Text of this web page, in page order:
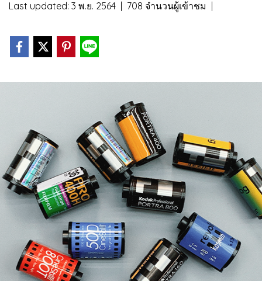
Last updated: 3 พ.ย. 2564 708 จำนวนผู้เข้าชม